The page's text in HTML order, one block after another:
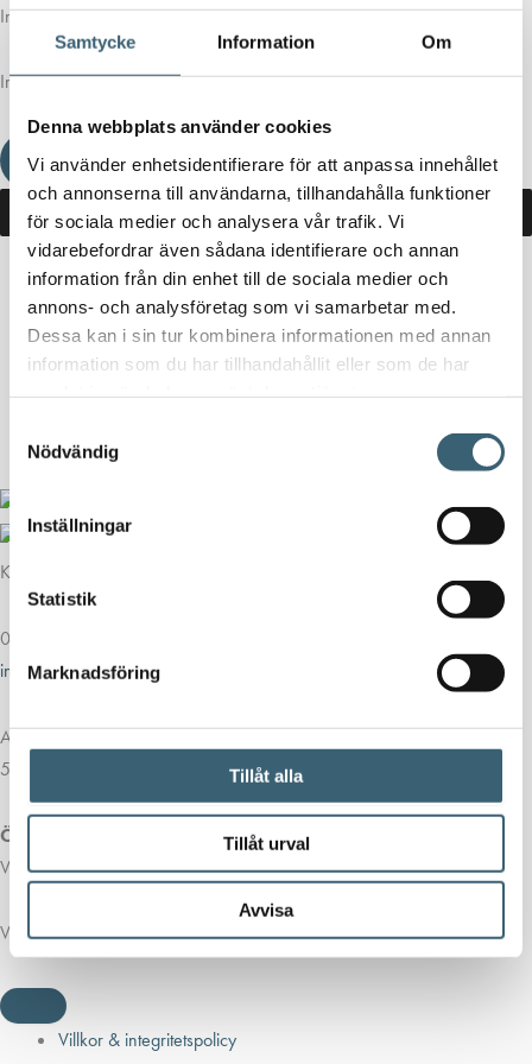
Samtycke Information Om
Denna webbplats använder cookies
Vi använder enhetsidentifierare för att anpassa innehållet
och annonserna till användarna, tillhandahålla funktioner
för sociala medier och analysera vår trafik. Vi
vidarebefordrar även sådana identifierare och annan
information från din enhet till de sociala medier och
annons- och analysföretag som vi samarbetar med.
Dessa kan i sin tur kombinera informationen med annan
information som du har tillhandahållit eller som de har
Nödvändig
Inställningar
Statistik
Marknadsföring
Tillåt alla
Tillåt urval
Avvisa
Inga produkter i varukorgen.
Inga produkter i varukorgen.
Fortsätt handla
Hem/Butik/ Produkter märkta ”adblue tank 2500 liter”
adblue tank 2500 liter
Kontakt
013-39 30 90
info@alvestadtanken.se
Algolgatan 7
583 30 Linköping
Öppettider butik:
Vardagar 07.00 - 16.00
Viktiga länkar
Villkor & integritetspolicy